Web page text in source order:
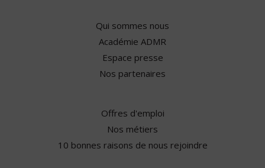
Qui sommes nous
Académie ADMR
Espace presse
Nos partenaires
Offres d'emploi
Nos métiers
10 bonnes raisons de nous rejoindre